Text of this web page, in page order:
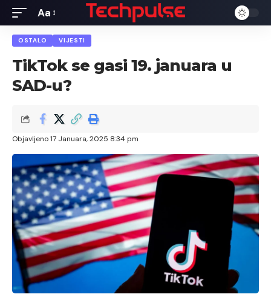
Font
Resizer
Aa
OSTALO VIJESTI
TikTok se gasi 19. januara u
SAD-u?
Objavljeno 17 Januara, 2025 8:34 pm